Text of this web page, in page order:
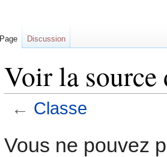
Voir la source
← Classe
Vous ne pouvez
Page Discussion